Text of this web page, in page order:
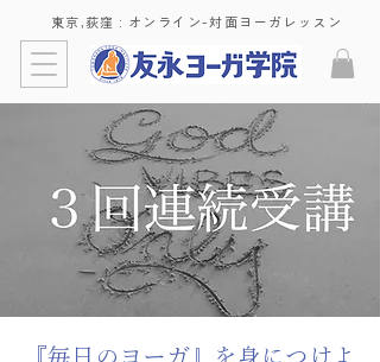
東京,荻窪 : ​オンライン-対面ヨーガレッスン
『毎日のヨーガ』を身につけよ